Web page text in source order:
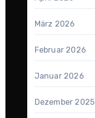
März 2026
Februar 2026
Januar 2026
Dezember 2025